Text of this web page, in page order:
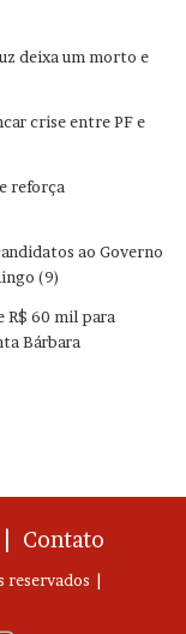
deixa um morto e
crise entre PF e
reforça
ao Governo
(9)
R$ 60 mil para
Bárbara
Contato
reservados |